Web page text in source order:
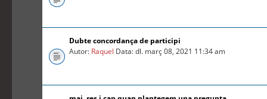
Dubte concordança de participi
Autor: Raquel Data: dl. març 08, 2021 11:34 am